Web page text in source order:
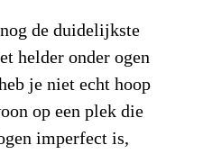
de duidelijkste
helder onder ogen
je niet echt hoop
op een plek die
imperfect is,